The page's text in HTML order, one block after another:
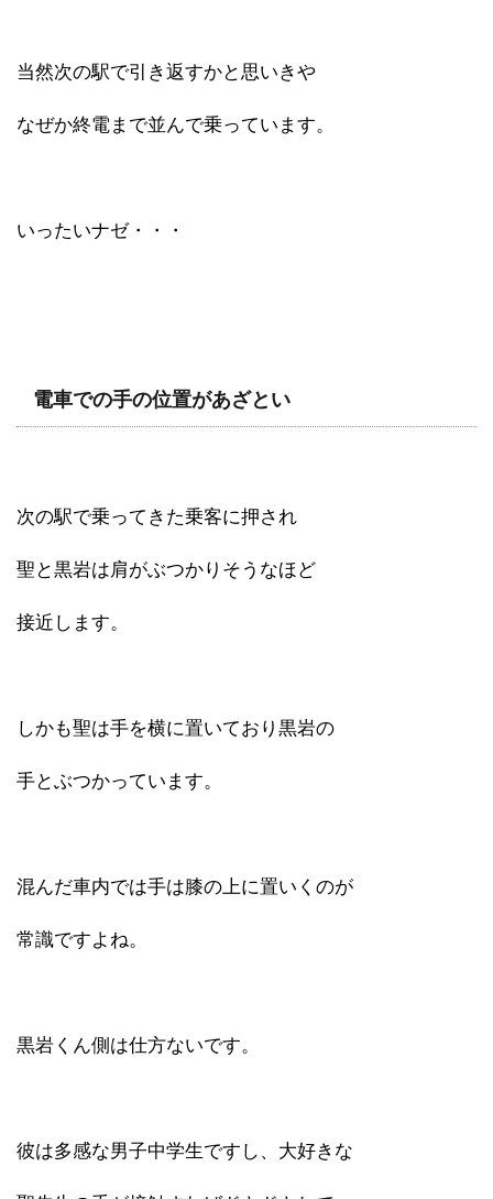
当然次の駅で引き返すかと思いきや
なぜか終電まで並んで乗っています。
いったいナゼ・・・
電車での手の位置があざとい
次の駅で乗ってきた乗客に押され
聖と黒岩は肩がぶつかりそうなほど
接近します。
しかも聖は手を横に置いており黒岩の
手とぶつかっています。
混んだ車内では手は膝の上に置いくのが
常識ですよね。
黒岩くん側は仕方ないです。
彼は多感な男子中学生ですし、大好きな